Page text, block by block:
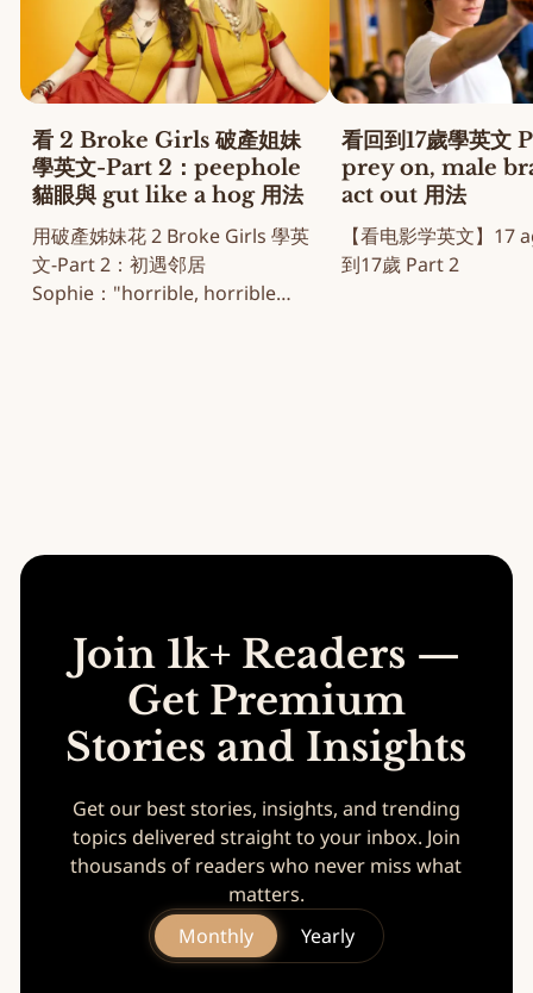
看 2 Broke Girls 破產姐妹
學英文-Part 2：peephole
貓眼與 gut like a hog 用法
用破產姊妹花 2 Broke Girls 學英
文-Part 2：初遇邻居
Sophie："horrible, horrible
看回到17歲學英文
prey on, male
act out 用法
【看电影学英文】17
到17歲 Part 2
Join 1k+ Readers —
Get Premium
Stories and Insights
Get our best stories, insights, and trending
topics delivered straight to your inbox. Join
thousands of readers who never miss what
matters.
Monthly
Yearly